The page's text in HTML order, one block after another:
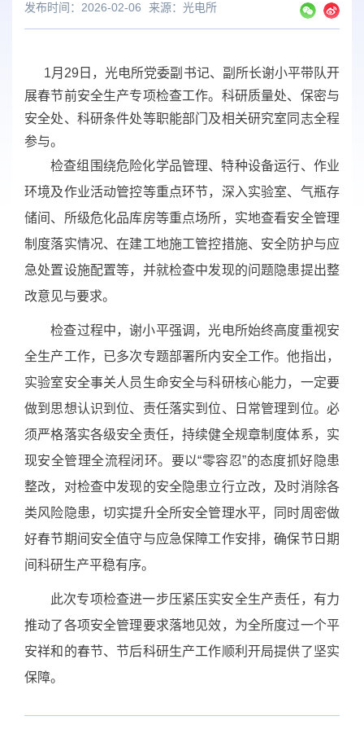
发布时间：2026-02-06 来源： 光电所
1月29日，光电所党委副书记、副所长谢小平带队开
展春节前安全生产专项检查工作。科研质量处、保密与
安全处、科研条件处等职能部门及相关研究室同志全程
参与。
检查组围绕危险化学品管理、特种设备运行、作业
环境及作业活动管控等重点环节，深入实验室、气瓶存
储间、所级危化品库房等重点场所，实地查看安全管理
制度落实情况、在建工地施工管控措施、安全防护与应
急处置设施配置等，并就检查中发现的问题隐患提出整
改意见与要求。
检查过程中，谢小平强调，光电所始终高度重视安
全生产工作，已多次专题部署所内安全工作。他指出，
实验室安全事关人员生命安全与科研核心能力，一定要
做到思想认识到位、责任落实到位、日常管理到位。必
须严格落实各级安全责任，持续健全规章制度体系，实
现安全管理全流程闭环。要以“零容忍”的态度抓好隐患
整改，对检查中发现的安全隐患立行立改，及时消除各
类风险隐患，切实提升全所安全管理水平，同时周密做
好春节期间安全值守与应急保障工作安排，确保节日期
间科研生产平稳有序。
此次专项检查进一步压紧压实安全生产责任，有力
推动了各项安全管理要求落地见效，为全所度过一个平
安祥和的春节、节后科研生产工作顺利开局提供了坚实
保障。